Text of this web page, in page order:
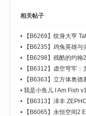
相关帖子
•
【B6269】纹身大亨
•
【B6235】鸡兔英雄
宝藏
•
【B6298】残酷的约
•
【B6312】虚空穹牢
护之盾-地狱烈焰+全
•
【B6363】立方体奥
• 我是小鱼儿 I Am Fish
•
【B6313】泽丰
[4.99GB]
•
【B6065】永恒空间2